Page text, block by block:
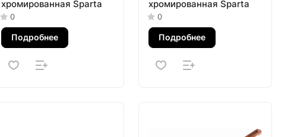
хромированная Sparta
0
Подробнее
хромированная Sparta
0
Подробнее